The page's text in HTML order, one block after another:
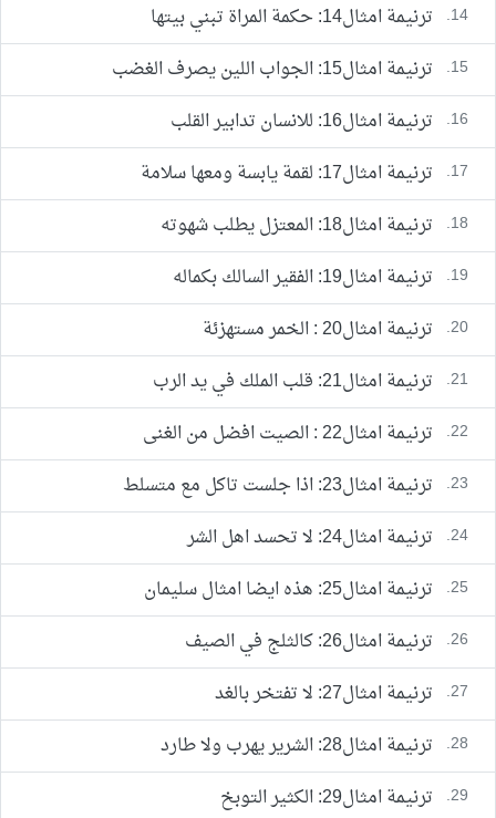
14. ترنيمة امثال14: حكمة المراة تبني بيتها
15. ترنيمة امثال15: الجواب اللين يصرف الغضب
16. ترنيمة امثال16: للانسان تدابير القلب
17. ترنيمة امثال17: لقمة يابسة ومعها سلامة
18. ترنيمة امثال18: المعتزل يطلب شهوته
19. ترنيمة امثال19: الفقير السالك بكماله
20. ترنيمة امثال20 : الخمر مستهزئة
21. ترنيمة امثال21: قلب الملك في يد الرب
22. ترنيمة امثال22 : الصيت افضل من الغنى
23. ترنيمة امثال23: اذا جلست تاكل مع متسلط
24. ترنيمة امثال24: لا تحسد اهل الشر
25. ترنيمة امثال25: هذه ايضا امثال سليمان
26. ترنيمة امثال26: كالثلج في الصيف
27. ترنيمة امثال27: لا تفتخر بالغد
28. ترنيمة امثال28: الشرير يهرب ولا طارد
29. ترنيمة امثال29: الكثير التوبخ